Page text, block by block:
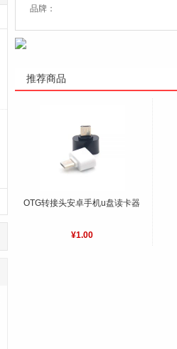
品牌：
推荐商品
OTG转接头安卓手机u盘读卡器
¥1.00